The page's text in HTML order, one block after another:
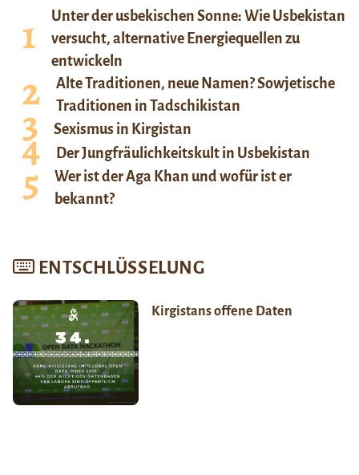
Unter der usbekischen Sonne: Wie Usbekistan
versucht, alternative Energiequellen zu
entwickeln
Alte Traditionen, neue Namen? Sowjetische
Traditionen in Tadschikistan
Sexismus in Kirgistan
Der Jungfräulichkeitskult in Usbekistan
Wer ist der Aga Khan und wofür ist er
bekannt?
ENTSCHLÜSSELUNG
Kirgistans offene Daten